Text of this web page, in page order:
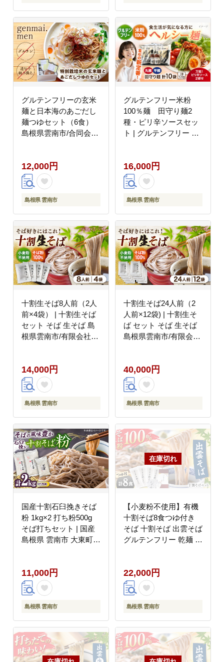
グルテンフリーの玄米
麺と日本海のあごだし
麺つゆセット（6食）
島根県雲南市/合同会
12,000円
島根県 雲南市
グルテンフリー米粉
100％麺 田守り麺2
種・ピリ辛ソースセッ
ト | グルテンフリー 米
限会社木村有機農園
[AICU002]
16,000円
島根県 雲南市
十割生そば8人前（2人
前×4袋） | 十割生そば
セット そば 生そば 島
根県雲南市/有限会社木
14,000円
島根県 雲南市
十割生そば24人前（2
人前×12袋) | 十割生そ
ば セット そば 生そば
島根県雲南市/有限会社
40,000円
島根県 雲南市
国産十割石臼挽きそば
粉 1kg×2 打ち粉500g
そば打ちセット | 国産
島根県 雲南市 大東町
[AICW002]
11,000円
島根県 雲南市
【小麦粉不使用】有機
十割そば8食つゆ付き
そば 十割そば 出雲そば
グルテンフリー 乾麺 常
限会社本田商店
[AIDS001]
22,000円
島根県 雲南市